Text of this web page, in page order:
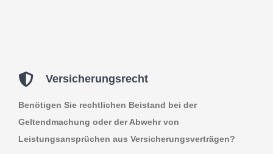
Versicherungsrecht
Benötigen Sie rechtlichen Beistand bei der
Geltendmachung oder der Abwehr von
Leistungsansprüchen aus Versicherungsverträgen?